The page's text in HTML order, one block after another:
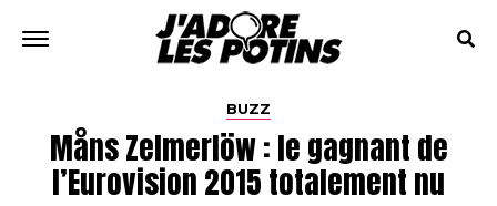
BUZZ
Måns Zelmerlöw : le gagnant de
l’Eurovision 2015 totalement nu